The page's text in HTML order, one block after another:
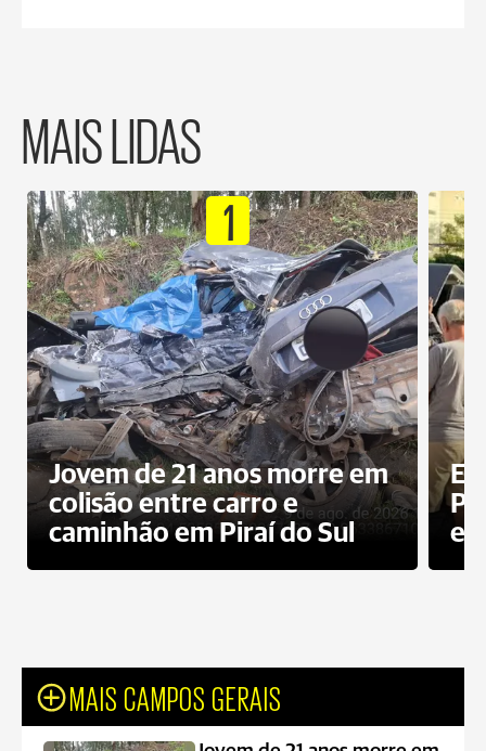
MAIS LIDAS
1
Jovem de 21 anos morre em
colisão entre carro e
caminhão em Piraí do Sul
MAIS CAMPOS GERAIS